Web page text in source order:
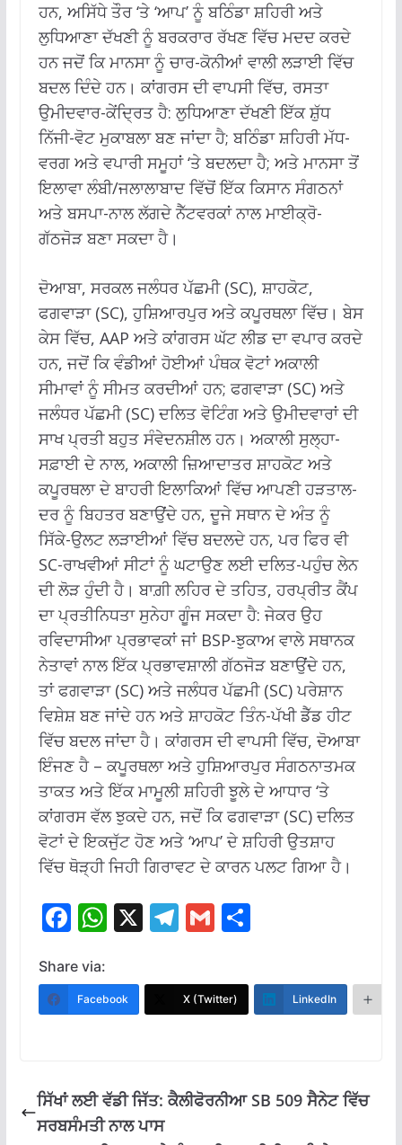
ਹਨ, ਅਸਿੱਧੇ ਤੌਰ ‘ਤੇ ‘ਆਪ’ ਨੂੰ ਬਠਿੰਡਾ ਸ਼ਹਿਰੀ ਅਤੇ
ਲੁਧਿਆਣਾ ਦੱਖਣੀ ਨੂੰ ਬਰਕਰਾਰ ਰੱਖਣ ਵਿੱਚ ਮਦਦ ਕਰਦੇ
ਹਨ ਜਦੋਂ ਕਿ ਮਾਨਸਾ ਨੂੰ ਚਾਰ-ਕੋਨੀਆਂ ਵਾਲੀ ਲੜਾਈ ਵਿੱਚ
ਬਦਲ ਦਿੰਦੇ ਹਨ। ਕਾਂਗਰਸ ਦੀ ਵਾਪਸੀ ਵਿੱਚ, ਰਸਤਾ
ਉਮੀਦਵਾਰ-ਕੇਂਦ੍ਰਿਤ ਹੈ: ਲੁਧਿਆਣਾ ਦੱਖਣੀ ਇੱਕ ਸ਼ੁੱਧ
ਨਿੱਜੀ-ਵੋਟ ਮੁਕਾਬਲਾ ਬਣ ਜਾਂਦਾ ਹੈ; ਬਠਿੰਡਾ ਸ਼ਹਿਰੀ ਮੱਧ-
ਵਰਗ ਅਤੇ ਵਪਾਰੀ ਸਮੂਹਾਂ ‘ਤੇ ਬਦਲਦਾ ਹੈ; ਅਤੇ ਮਾਨਸਾ ਤੋਂ
ਇਲਾਵਾ ਲੰਬੀ/ਜਲਾਲਾਬਾਦ ਵਿੱਚੋਂ ਇੱਕ ਕਿਸਾਨ ਸੰਗਠਨਾਂ
ਅਤੇ ਬਸਪਾ-ਨਾਲ ਲੱਗਦੇ ਨੈੱਟਵਰਕਾਂ ਨਾਲ ਮਾਈਕ੍ਰੋ-
ਗੱਠਜੋੜ ਬਣਾ ਸਕਦਾ ਹੈ।
ਦੋਆਬਾ, ਸਰਕਲ ਜਲੰਧਰ ਪੱਛਮੀ (SC), ਸ਼ਾਹਕੋਟ,
ਫਗਵਾੜਾ (SC), ਹੁਸ਼ਿਆਰਪੁਰ ਅਤੇ ਕਪੂਰਥਲਾ ਵਿੱਚ। ਬੇਸ
ਕੇਸ ਵਿੱਚ, AAP ਅਤੇ ਕਾਂਗਰਸ ਘੱਟ ਲੀਡ ਦਾ ਵਪਾਰ ਕਰਦੇ
ਹਨ, ਜਦੋਂ ਕਿ ਵੰਡੀਆਂ ਹੋਈਆਂ ਪੰਥਕ ਵੋਟਾਂ ਅਕਾਲੀ
ਸੀਮਾਵਾਂ ਨੂੰ ਸੀਮਤ ਕਰਦੀਆਂ ਹਨ; ਫਗਵਾੜਾ (SC) ਅਤੇ
ਜਲੰਧਰ ਪੱਛਮੀ (SC) ਦਲਿਤ ਵੋਟਿੰਗ ਅਤੇ ਉਮੀਦਵਾਰਾਂ ਦੀ
ਸਾਖ ਪ੍ਰਤੀ ਬਹੁਤ ਸੰਵੇਦਨਸ਼ੀਲ ਹਨ। ਅਕਾਲੀ ਸੁਲ੍ਹਾ-
ਸਫ਼ਾਈ ਦੇ ਨਾਲ, ਅਕਾਲੀ ਜ਼ਿਆਦਾਤਰ ਸ਼ਾਹਕੋਟ ਅਤੇ
ਕਪੂਰਥਲਾ ਦੇ ਬਾਹਰੀ ਇਲਾਕਿਆਂ ਵਿੱਚ ਆਪਣੀ ਹੜਤਾਲ-
ਦਰ ਨੂੰ ਬਿਹਤਰ ਬਣਾਉਂਦੇ ਹਨ, ਦੂਜੇ ਸਥਾਨ ਦੇ ਅੰਤ ਨੂੰ
ਸਿੱਕੇ-ਉਲਟ ਲੜਾਈਆਂ ਵਿੱਚ ਬਦਲਦੇ ਹਨ, ਪਰ ਫਿਰ ਵੀ
SC-ਰਾਖਵੀਆਂ ਸੀਟਾਂ ਨੂੰ ਘਟਾਉਣ ਲਈ ਦਲਿਤ-ਪਹੁੰਚ ਲੇਨ
ਦੀ ਲੋੜ ਹੁੰਦੀ ਹੈ। ਬਾਗ਼ੀ ਲਹਿਰ ਦੇ ਤਹਿਤ, ਹਰਪ੍ਰੀਤ ਕੈਂਪ
ਦਾ ਪ੍ਰਤੀਨਿਧਤਾ ਸੁਨੇਹਾ ਗੂੰਜ ਸਕਦਾ ਹੈ: ਜੇਕਰ ਉਹ
ਰਵਿਦਾਸੀਆ ਪ੍ਰਭਾਵਕਾਂ ਜਾਂ BSP-ਝੁਕਾਅ ਵਾਲੇ ਸਥਾਨਕ
ਨੇਤਾਵਾਂ ਨਾਲ ਇੱਕ ਪ੍ਰਭਾਵਸ਼ਾਲੀ ਗੱਠਜੋੜ ਬਣਾਉਂਦੇ ਹਨ,
ਤਾਂ ਫਗਵਾੜਾ (SC) ਅਤੇ ਜਲੰਧਰ ਪੱਛਮੀ (SC) ਪਰੇਸ਼ਾਨ
ਵਿਸ਼ੇਸ਼ ਬਣ ਜਾਂਦੇ ਹਨ ਅਤੇ ਸ਼ਾਹਕੋਟ ਤਿੰਨ-ਪੱਖੀ ਡੈੱਡ ਹੀਟ
ਵਿੱਚ ਬਦਲ ਜਾਂਦਾ ਹੈ। ਕਾਂਗਰਸ ਦੀ ਵਾਪਸੀ ਵਿੱਚ, ਦੋਆਬਾ
ਇੰਜਣ ਹੈ – ਕਪੂਰਥਲਾ ਅਤੇ ਹੁਸ਼ਿਆਰਪੁਰ ਸੰਗਠਨਾਤਮਕ
ਤਾਕਤ ਅਤੇ ਇੱਕ ਮਾਮੂਲੀ ਸ਼ਹਿਰੀ ਝੂਲੇ ਦੇ ਆਧਾਰ ‘ਤੇ
ਕਾਂਗਰਸ ਵੱਲ ਝੁਕਦੇ ਹਨ, ਜਦੋਂ ਕਿ ਫਗਵਾੜਾ (SC) ਦਲਿਤ
ਵੋਟਾਂ ਦੇ ਇਕਜੁੱਟ ਹੋਣ ਅਤੇ ‘ਆਪ’ ਦੇ ਸ਼ਹਿਰੀ ਉਤਸ਼ਾਹ
ਵਿੱਚ ਥੋੜ੍ਹੀ ਜਿਹੀ ਗਿਰਾਵਟ ਦੇ ਕਾਰਨ ਪਲਟ ਗਿਆ ਹੈ।
F
e
b
k
W
at
s
p
X T
e
gr
G
ai
l
S
ar
e
Share via:
Facebook X (Twitter) LinkedIn
ਸਿੱਖਾਂ ਲਈ ਵੱਡੀ ਜਿੱਤ: ਕੈਲੀਫੋਰਨੀਆ SB 509 ਸੈਨੇਟ ਵਿੱਚ
ਸਰਬਸੰਮਤੀ ਨਾਲ ਪਾਸ